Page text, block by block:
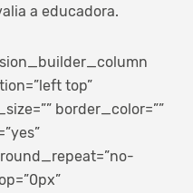
a educadora.
top”
border_color=””